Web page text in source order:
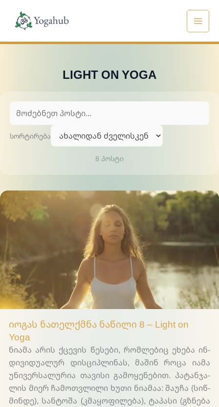
content
LIGHT ON YOGA
ძიება
სორტირება
8 პოსტი
იო­გას ნა­თელ­ქმნა ნა­წი­ლი 8 – Light on
Yoga
ნი­ა­მა არის ქცე­ვის წე­სე­ბი, რომ­ლე­ბიც ეხე­ბა ინ­
დი­ვი­დუ­ა­ლურ დის­ცი­პლი­ნას, მა­შინ რო­ცა ია­მა
უნი­ვერ­სა­ლუ­რია თა­ვი­სი გა­მო­ყე­ნე­ბით. პა­ტან­ჯა­
ლის მი­ერ ჩა­მოთ­ვლი­ლი ხუ­თი ნი­ა­მაა: შა­უ­ჩა (სიწ­
მინ­დე), სან­ტო­შა (კმა­ყო­ფი­ლე­ბა), ტა­პა­სი (გზნე­ბა